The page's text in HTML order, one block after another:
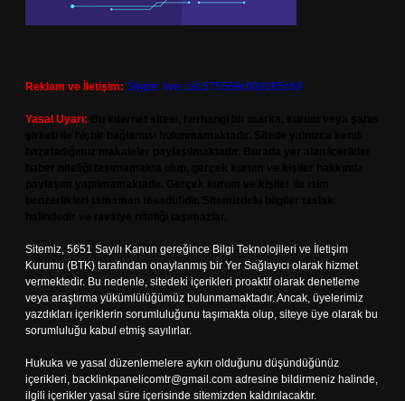
Reklam ve İletişim: Skype: live:.cid.575569c608265c69
Yasal Uyarı:
Sitemiz, 5651 Sayılı Kanun gereğince Bilgi Teknolojileri ve İletişim
Kurumu (BTK) tarafından onaylanmış bir Yer Sağlayıcı olarak hizmet
vermektedir. Bu nedenle, sitedeki içerikleri proaktif olarak denetleme
veya araştırma yükümlülüğümüz bulunmamaktadır. Ancak, üyelerimiz
yazdıkları içeriklerin sorumluluğunu taşımakta olup, siteye üye olarak bu
sorumluluğu kabul etmiş sayılırlar.
Hukuka ve yasal düzenlemelere aykırı olduğunu düşündüğünüz
içerikleri, backlinkpanelicomtr@gmail.com adresine bildirmeniz halinde,
ilgili içerikler yasal süre içerisinde sitemizden kaldırılacaktır.